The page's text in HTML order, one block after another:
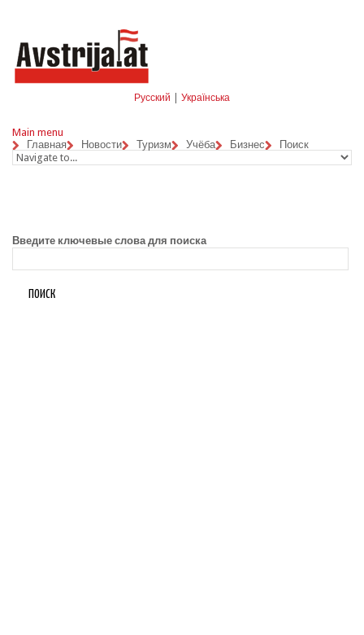
Русский Українська
Main menu
Главная
Новости Туризм Учёба Бизнес Поиск
Введите ключевые слова для поиска